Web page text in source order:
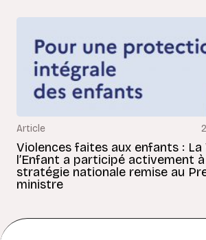
Article
Violences faites aux enfants : La
l’Enfant a participé activement
stratégie nationale remise au
ministre